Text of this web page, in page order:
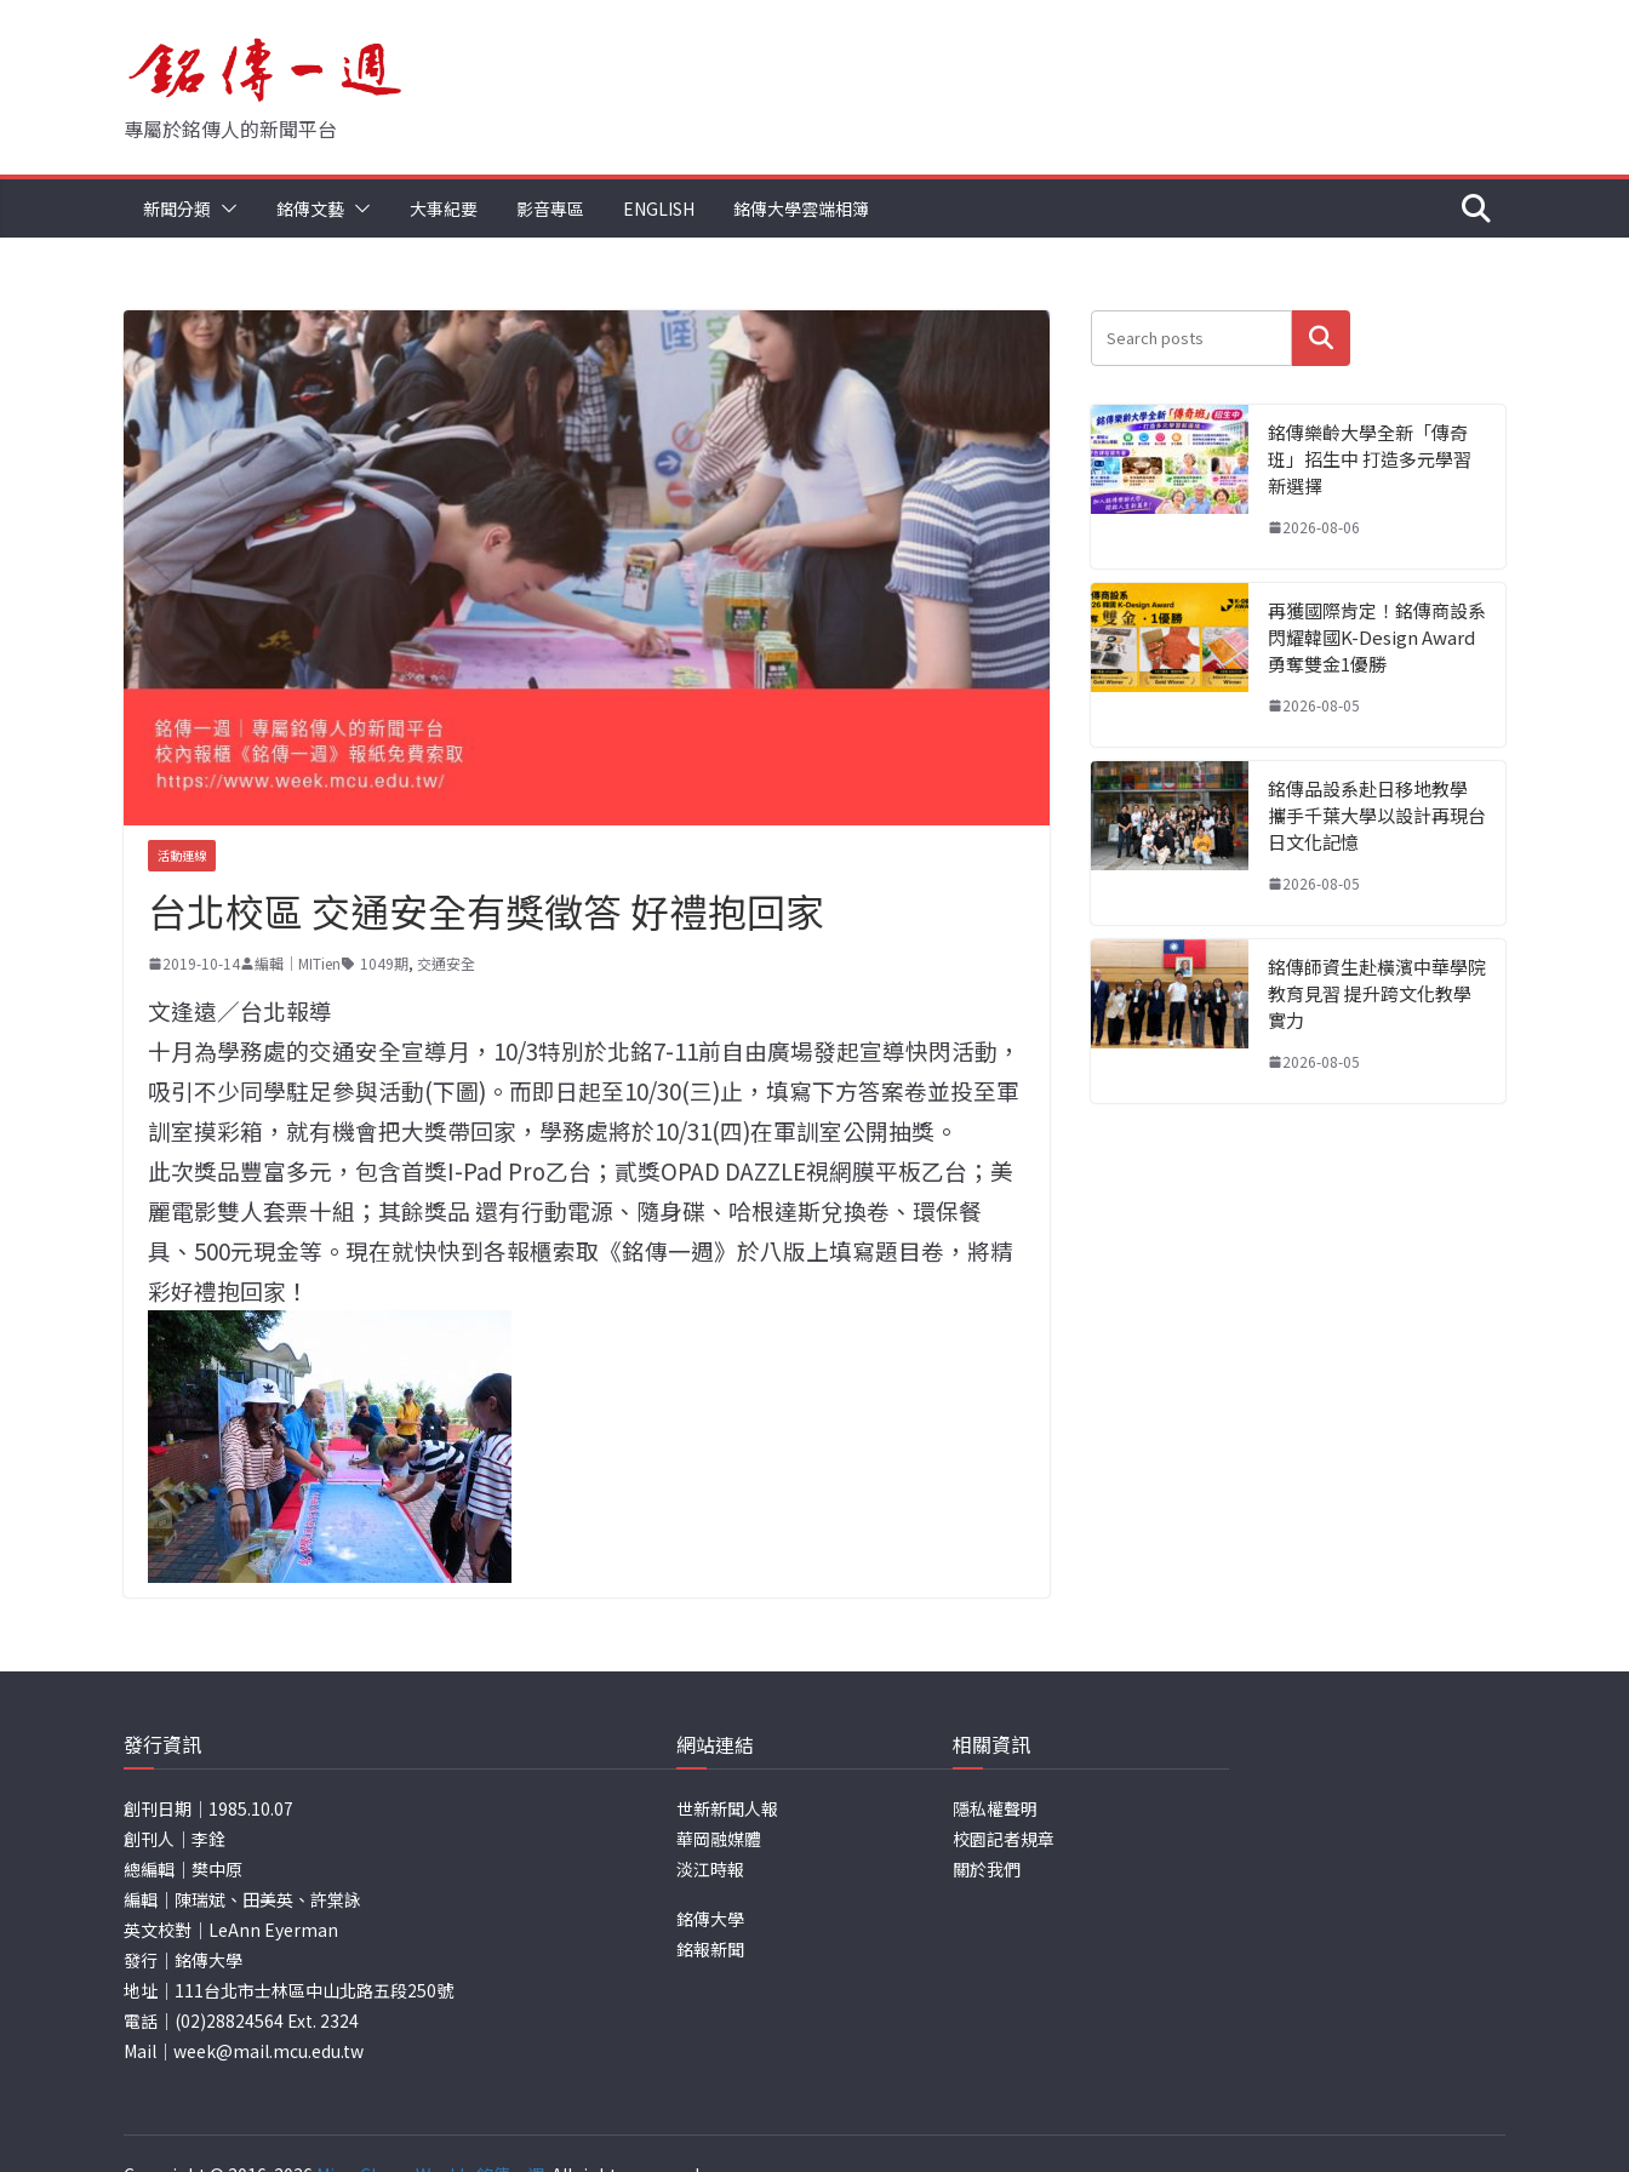
專屬於銘傳人的新聞平台
新聞分類 銘傳文藝 大事紀要 影音專區 ENGLISH 銘傳大學雲端相簿
活動連線
台北校區 交通安全有獎徵答 好禮抱回家
2019-10-14 編輯｜MITien 1049期, 交通安全
文逢遠／台北報導
十月為學務處的交通安全宣導月，10/3特別於北銘7-11前自由廣場發起宣導快閃活動，
吸引不少同學駐足參與活動(下圖)。而即日起至10/30(三)止，填寫下方答案卷並投至軍
訓室摸彩箱，就有機會把大獎帶回家，學務處將於10/31(四)在軍訓室公開抽獎。
此次獎品豐富多元，包含首獎I-Pad Pro乙台；貳獎OPAD DAZZLE視網膜平板乙台；美
麗電影雙人套票十組；其餘獎品 還有行動電源、隨身碟、哈根達斯兌換卷、環保餐
具、500元現金等。現在就快快到各報櫃索取《銘傳一週》於八版上填寫題目卷，將精
彩好禮抱回家！
搜尋
銘傳樂齡大學全新「傳奇
班」招生中 打造多元學習
新選擇
2026-08-06
再獲國際肯定！銘傳商設系
閃耀韓國K-Design Award
勇奪雙金1優勝
2026-08-05
銘傳品設系赴日移地教學
攜手千葉大學以設計再現台
日文化記憶
2026-08-05
銘傳師資生赴橫濱中華學院
教育見習 提升跨文化教學
實力
2026-08-05
發行資訊
創刊日期｜1985.10.07
創刊人｜李銓
總編輯｜樊中原
編輯｜陳瑞斌、田美英、許棠詠
英文校對｜LeAnn Eyerman
發行｜銘傳大學
地址｜111台北市士林區中山北路五段250號
電話｜(02)28824564 Ext. 2324
Mail｜ week@mail.mcu.edu.tw
網站連結
世新新聞人報
華岡融媒體
淡江時報
銘傳大學
銘報新聞
相關資訊
隱私權聲明
校園記者規章
關於我們